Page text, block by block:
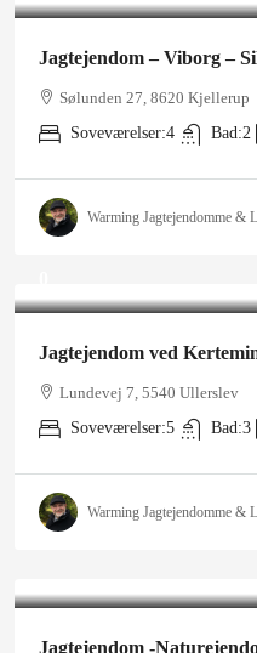
Jagtejendom – Viborg –
Sølunden 27, 8620 Kjellerup
Soveværelser:4 Bad:2
Warming Jagtejendomme &
Jagtejendom ved
Lundevej 7, 5540 Ullerslev
Soveværelser:5 Bad:3
Warming Jagtejendomme &
Jagtejendom -